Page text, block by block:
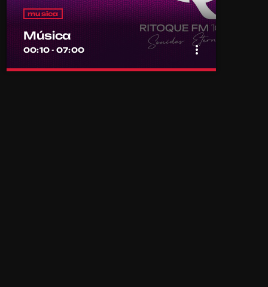
musica
Música
00:10 - 07:00 more_vert